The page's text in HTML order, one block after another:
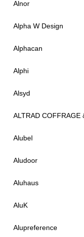
Alnor
Alpha W Design
Alphacan
Alphi
Alsyd
ALTRAD COFFRAGE
Alubel
Aludoor
Aluhaus
AluK
Alupreference